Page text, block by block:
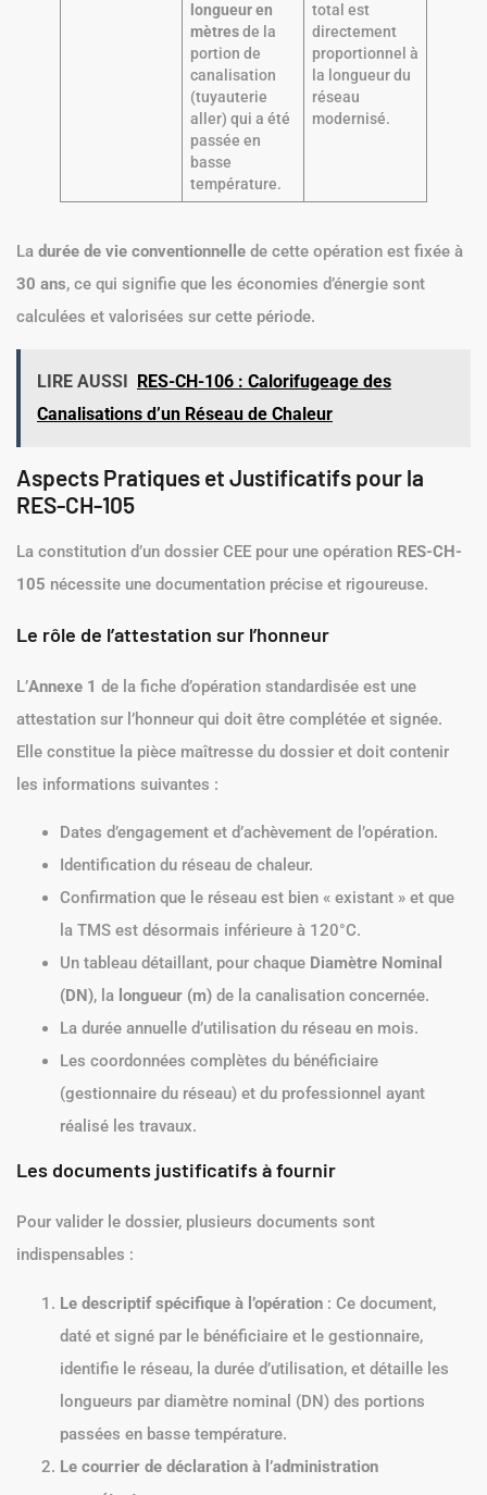
longueur en
mètresde la
portion de
canalisation
(tuyauterie
aller) qui a été
passée en
basse
température.
total est
directement
proportionnel à
la longueur du
réseau
modernisé.
La durée de vie conventionnelle de cette opération est fixée à
30 ans, ce qui signifie que les économies d’énergie sont
calculées et valorisées sur cette période.
LIRE AUSSI RES-CH-106 : Calorifugeage des
Canalisations d’un Réseau de Chaleur
Aspects Pratiques et Justificatifs pour la
RES-CH-105
La constitution d’un dossier CEE pour une opération RES-CH-
105 nécessite une documentation précise et rigoureuse.
Le rôle de l’attestation sur l’honneur
L’Annexe 1 de la fiche d’opération standardisée est une
attestation sur l’honneur qui doit être complétée et signée.
Elle constitue la pièce maîtresse du dossier et doit contenir
les informations suivantes :
Dates d’engagement et d’achèvement de l’opération.
Identification du réseau de chaleur.
Confirmation que le réseau est bien « existant » et que
la TMS est désormais inférieure à 120°C.
Un tableau détaillant, pour chaque Diamètre Nominal
(DN), la longueur (m) de la canalisation concernée.
La durée annuelle d’utilisation du réseau en mois.
Les coordonnées complètes du bénéficiaire
(gestionnaire du réseau) et du professionnel ayant
réalisé les travaux.
Les documents justificatifs à fournir
Pour valider le dossier, plusieurs documents sont
indispensables :
Le descriptif spécifique à l’opération : Ce document,
daté et signé par le bénéficiaire et le gestionnaire,
identifie le réseau, la durée d’utilisation, et détaille les
longueurs par diamètre nominal (DN) des portions
passées en basse température.
Le courrier de déclaration à l’administration